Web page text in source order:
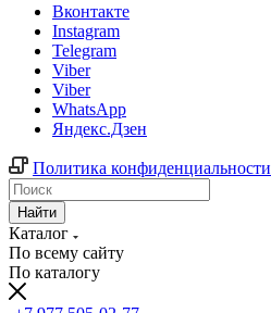
Вконтакте
Instagram
Telegram
Viber
Viber
WhatsApp
Яндекс.Дзен
Политика конфиденциальности
Найти
Каталог
По всему сайту
По каталогу